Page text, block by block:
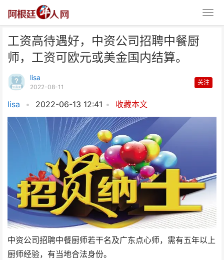
工资高待遇好，中资公司招聘中餐厨
师，工资可欧元或美金国内结算。
lisa
2022-08-11
关注
lisa • 2022-06-13 12:41 • 收藏本文
中资公司招聘中餐厨师若干名及广东点心师，需有五年以上
厨师经验，有当地合法身份。
工资高待遇好，中资公司招聘中餐
厨师，工资可欧元或美金